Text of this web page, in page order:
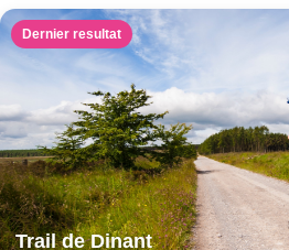
Dernier resultat
Trail de Dinant